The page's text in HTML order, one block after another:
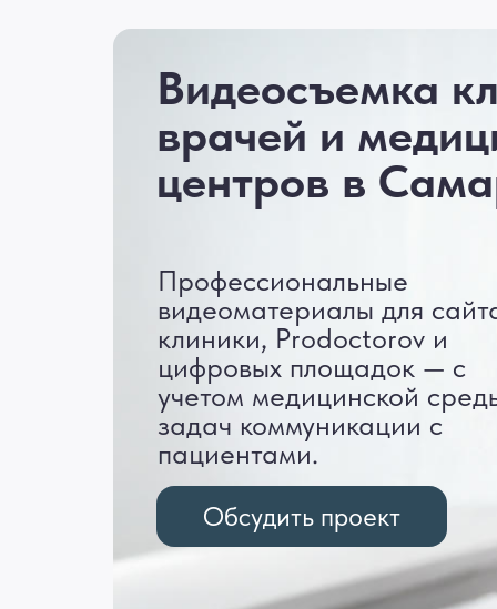
Видеосъемка
врачей и
центров в
Профессиональные
видеоматериалы для
клиники, Prodoctorov и
цифровых площадок — с
учетом медицинской
задач коммуникации с
пациентами.
Обсудить проект